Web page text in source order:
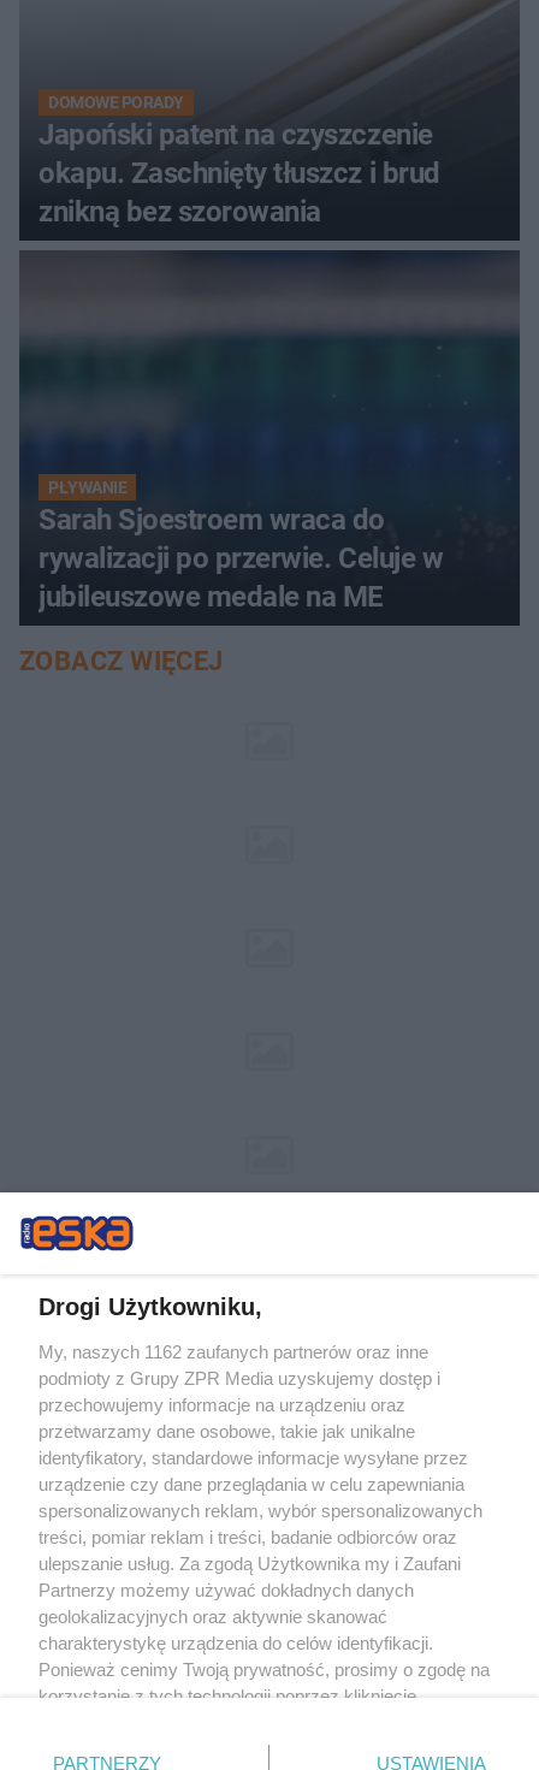
DOMOWE PORADY
Japoński patent na czyszczenie
okapu. Zaschnięty tłuszcz i brud
znikną bez szorowania
PŁYWANIE
Sarah Sjoestroem wraca do
rywalizacji po przerwie. Celuje w
jubileuszowe medale na ME
ZOBACZ WIĘCEJ
Żaden utwór zamieszczony w serwisie nie może być powielany i
rozpowszechniany lub dalej rozpowszechniany w jakikolwiek sposób (w
tym także elektroniczny lub mechaniczny) na jakimkolwiek polu
eksploatacji w jakiejkolwiek formie, włącznie z umieszczaniem w Internecie
bez pisemnej zgody właściciela praw. Jakiekolwiek użycie lub
wykorzystanie utworów w całości lub w części z naruszeniem prawa, tzn.
bez właściwej zgody, jest zabronione pod groźbą kary i może być ścigane
prawnie.
O nas
Drogi Użytkowniku,
My, naszych 1162 zaufanych partnerów oraz inne
podmioty z Grupy ZPR Media uzyskujemy dostęp i
przechowujemy informacje na urządzeniu oraz
przetwarzamy dane osobowe, takie jak unikalne
identyfikatory, standardowe informacje wysyłane przez
urządzenie czy dane przeglądania w celu zapewniania
spersonalizowanych reklam, wybór spersonalizowanych
treści, pomiar reklam i treści, badanie odbiorców oraz
ulepszanie usług. Za zgodą Użytkownika my i Zaufani
Partnerzy możemy używać dokładnych danych
geolokalizacyjnych oraz aktywnie skanować
charakterystykę urządzenia do celów identyfikacji.
Ponieważ cenimy Twoją prywatność, prosimy o zgodę na
korzystanie z tych technologii poprzez kliknięcie
zmienić/wycofać klikając przycisk ustawień prywatności
PARTNERZY USTAWIENIA